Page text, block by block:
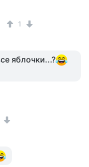
1
яблочки...?